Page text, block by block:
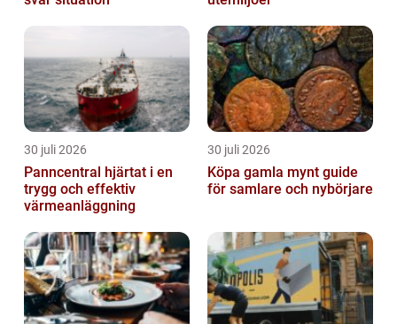
30 juli 2026
Panncentral hjärtat i en
trygg och effektiv
värmeanläggning
30 juli 2026
Köpa gamla mynt guide
för samlare och nybörjare